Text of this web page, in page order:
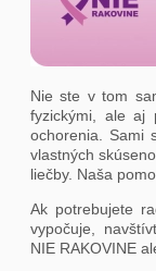
Nie ste v tom
fyzickými, ale aj
ochorenia. Sami
vlastných
liečby. Naša
Ak potrebujete
vypočuje,
NIE RAKOVINE